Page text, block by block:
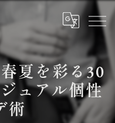
夏を彩る30
ュアル個性
術